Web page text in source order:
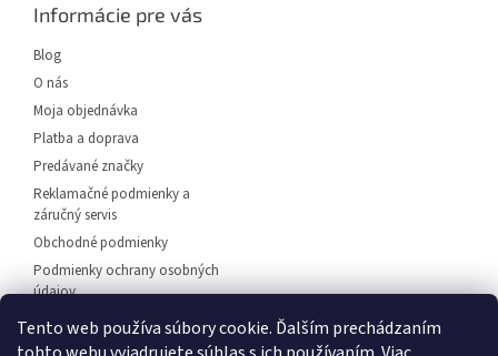
Tento web používa súbory cookie. Ďalším prechádzaním
Informácie pre vás
Blog
O nás
Moja objednávka
Platba a doprava
Predávané značky
Reklamačné podmienky a
záručný servis
Obchodné podmienky
Podmienky ochrany osobných
údajov
Predajňa svietidiel Dunajská
Streda